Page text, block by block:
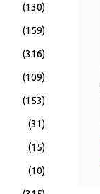
(130)
(159)
(316)
(109)
(153)
(31)
(15)
(10)